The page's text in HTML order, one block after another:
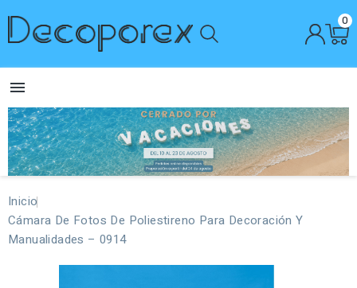
0

Inicio
Cámara De Fotos De Poliestireno Para Decoración Y
Manualidades – 0914